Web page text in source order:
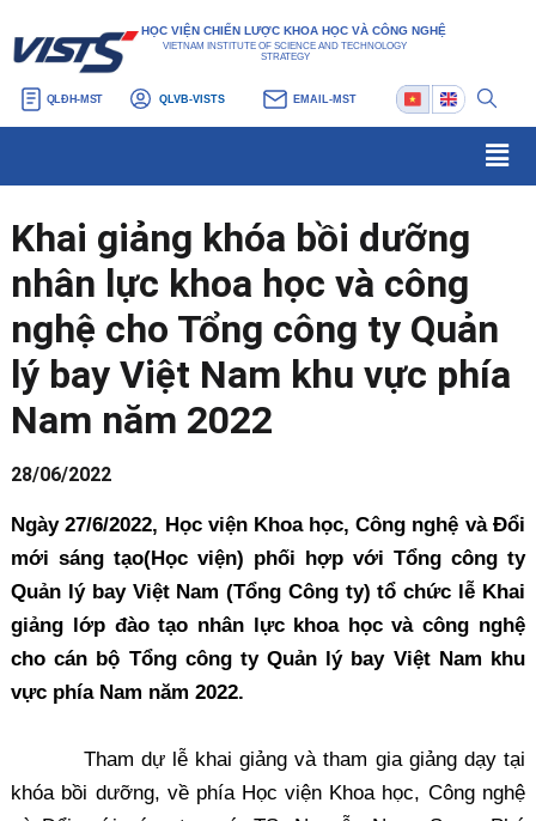
tới
nội
dung
HỌC VIỆN CHIẾN LƯỢC KHOA HỌC VÀ CÔNG NGHỆ
VIETNAM INSTITUTE OF SCIENCE AND TECHNOLOGY
STRATEGY
QLĐH-MST QLVB-VISTS EMAIL-MST
Khai giảng khóa bồi dưỡng
nhân lực khoa học và công
nghệ cho Tổng công ty Quản
lý bay Việt Nam khu vực phía
Nam năm 2022
28/06/2022
Ngày 27/6/2022, Học viện Khoa học, Công nghệ và Đổi
mới sáng tạo(Học viện) phối hợp với Tổng công ty
Quản lý bay Việt Nam (Tổng Công ty) tổ chức lễ Khai
giảng lớp đào tạo nhân lực khoa học và công nghệ
cho cán bộ Tổng công ty Quản lý bay Việt Nam khu
vực phía Nam năm 2022.
Tham dự lễ khai giảng và tham gia giảng dạy tại
khóa bồi dưỡng, về phía Học viện Khoa học, Công nghệ
hướng
bài
viết